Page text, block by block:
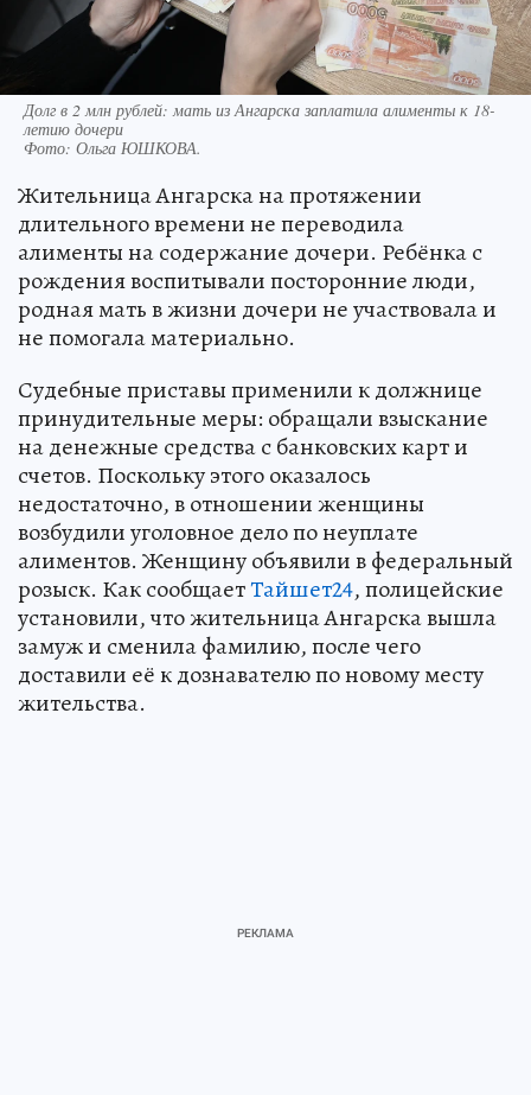
Долг в 2 млн рублей: мать из Ангарска заплатила алименты к 18-
летию дочери
Фото: Ольга ЮШКОВА.
Жительница Ангарска на протяжении
длительного времени не переводила
алименты на содержание дочери. Ребёнка с
рождения воспитывали посторонние люди,
родная мать в жизни дочери не участвовала и
не помогала материально.
Судебные приставы применили к должнице
принудительные меры: обращали взыскание
на денежные средства с банковских карт и
счетов. Поскольку этого оказалось
недостаточно, в отношении женщины
возбудили уголовное дело по неуплате
алиментов. Женщину объявили в федеральный
розыск. Как сообщаетТайшет24, полицейские
установили, что жительница Ангарска вышла
замуж и сменила фамилию, после чего
доставили её к дознавателю по новому месту
жительства.